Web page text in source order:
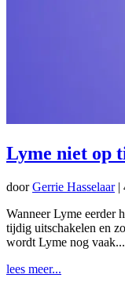
Lyme niet op
doorGerrie Hasselaar|
Wanneer Lyme eerder
tijdig uitschakelen en
wordt Lyme nog vaak...
lees meer...